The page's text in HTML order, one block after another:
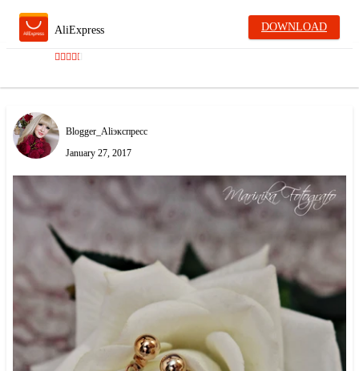
AliExpress DOWNLOAD
Blogger_Aliэкспресс
January 27, 2017